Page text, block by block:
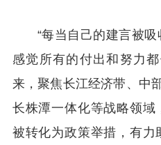
“每当自己的建言被
感觉所有的付出和努力
来，聚焦长江经济带、中
长株潭一体化等战略领域
被转化为政策举措，有力